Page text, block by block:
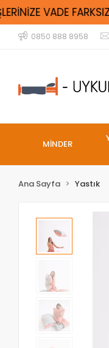
VADE FARKSIZ
0850 888 8958
MİNDER
Ana Sayfa Yastık